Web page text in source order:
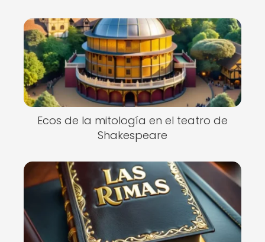
Ecos de la mitología en el teatro de
Shakespeare